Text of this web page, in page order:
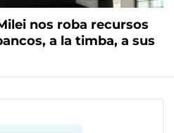
nos roba recursos
a la timba, a sus